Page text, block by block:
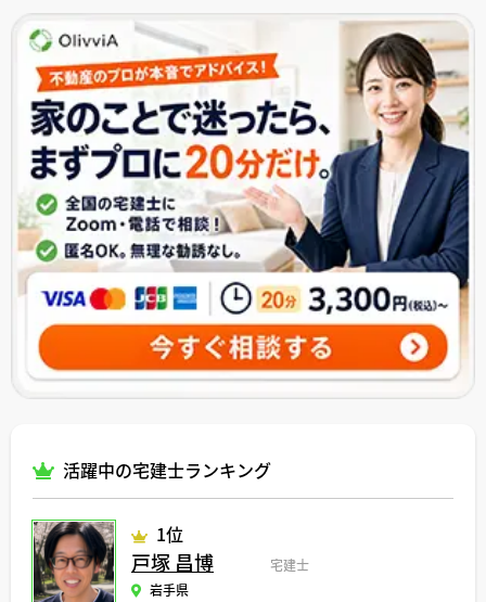
活躍中の宅建士ランキング
1位
戸塚 昌博
宅建士
岩手県